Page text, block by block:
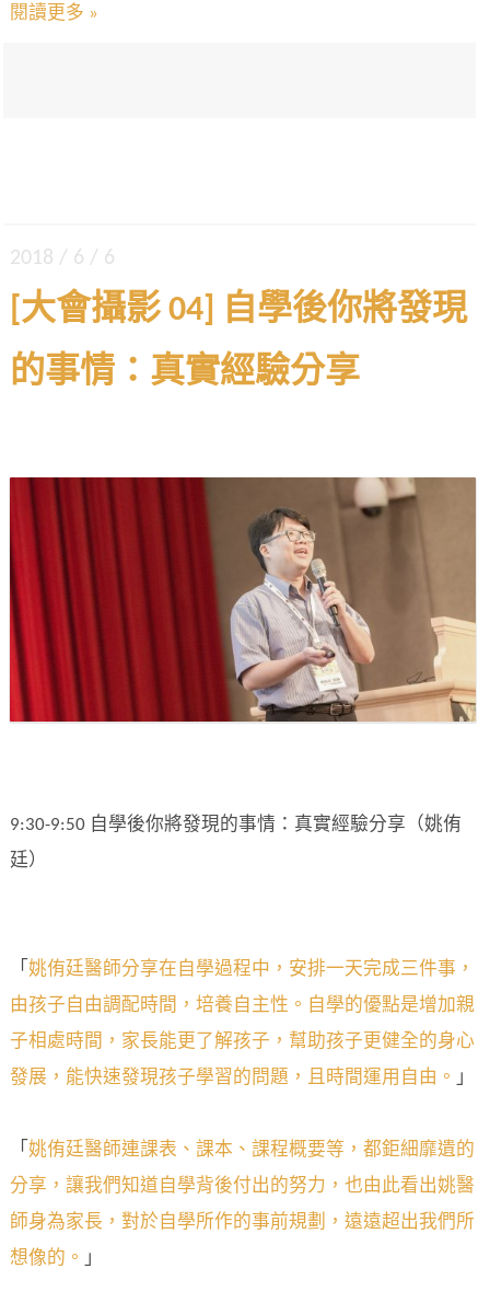
閱讀更多 »
2018 / 6 / 6
[大會攝影 04] 自學後你將發現
的事情：真實經驗分享
9:30-9:50 自學後你將發現的事情：真實經驗分享（姚侑
廷）
「 姚侑廷醫師分享在自學過程中，安排一天完成三件事，
由孩子自由調配時間，培養自主性。自學的優點是增加親
子相處時間，家長能更了解孩子，幫助孩子更健全的身心
發展，能快速發現孩子學習的問題，且時間運用自由。 」
「 姚侑廷醫師連課表、課本、課程概要等，都鉅細靡遺的
分享，讓我們知道自學背後付出的努力，也由此看出姚醫
師身為家長，對於自學所作的事前規劃，遠遠超出我們所
想像的。 」